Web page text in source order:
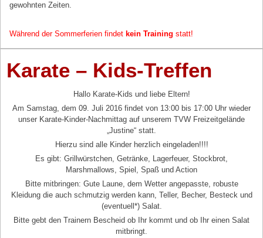
gewohnten Zeiten.
Während der Sommerferien findetkein Training statt!
Karate – Kids-Treffen
Hallo Karate-Kids und liebe Eltern!
Am Samstag, dem 09. Juli 2016 findet von 13:00 bis 17:00 Uhr wieder
unser Karate-Kinder-Nachmittag auf unserem TVW Freizeitgelände
„Justine“ statt.
Hierzu sind alle Kinder herzlich eingeladen!!!!
Es gibt: Grillwürstchen, Getränke, Lagerfeuer, Stockbrot,
Marshmallows, Spiel, Spaß und Action
Bitte mitbringen: Gute Laune, dem Wetter angepasste, robuste
Kleidung die auch schmutzig werden kann, Teller, Becher, Besteck und
(eventuell*) Salat.
Bitte gebt den Trainern Bescheid ob Ihr kommt und ob Ihr einen Salat
mitbringt.